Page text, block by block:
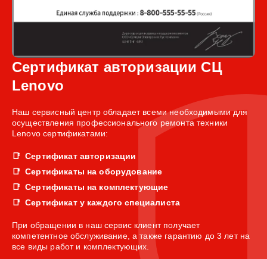
Сертификат авторизации СЦ
Lenovo
Наш сервисный центр обладает всеми необходимыми для
осуществления профессионального ремонта техники
Lenovo сертификатами:
Сертификат авторизации
Сертификаты на оборудование
Сертификаты на комплектующие
Сертификат у каждого специалиста
При обращении в наш сервис клиент получает
компетентное обслуживание, а также гарантию до 3 лет на
все виды работ и комплектующих.